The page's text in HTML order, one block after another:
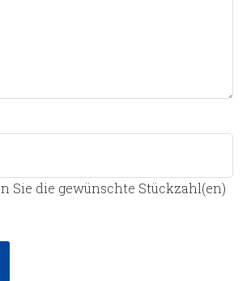
Sie die gewünschte Stückzahl(en)